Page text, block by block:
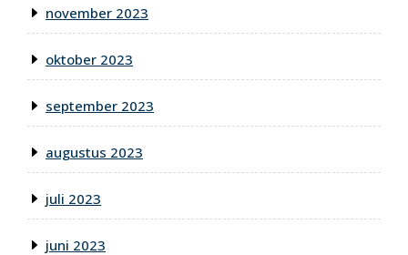
november 2023
oktober 2023
september 2023
augustus 2023
juli 2023
juni 2023